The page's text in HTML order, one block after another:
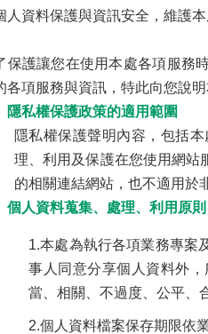
人資料保護與資訊安全，維護本
保護讓您在使用本處各項服務
各項服務與資訊，特此向您說
隱私權保護政策的適用範圍
隱私權保護聲明內容，包括
理、利用及保護在您使用網站
的相關連結網站，也不適用於
個人資料蒐集、處理、利用原則
1.本處為執行各項業務專案
事人同意分享個人資料外
當、相關、不過度、公平、
2.個人資料檔案保存期限依